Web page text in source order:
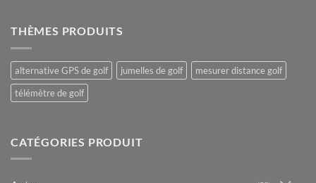
THÈMES PRODUITS
alternative GPS de golf jumelles de golf
mesurer distance golf
télémètre de golf
CATÉGORIES PRODUIT